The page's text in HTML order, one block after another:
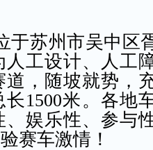
于苏州市吴中区
工设计、人工
，随坡就势，
1500米。各地
娱乐性、参与
赛车激情！